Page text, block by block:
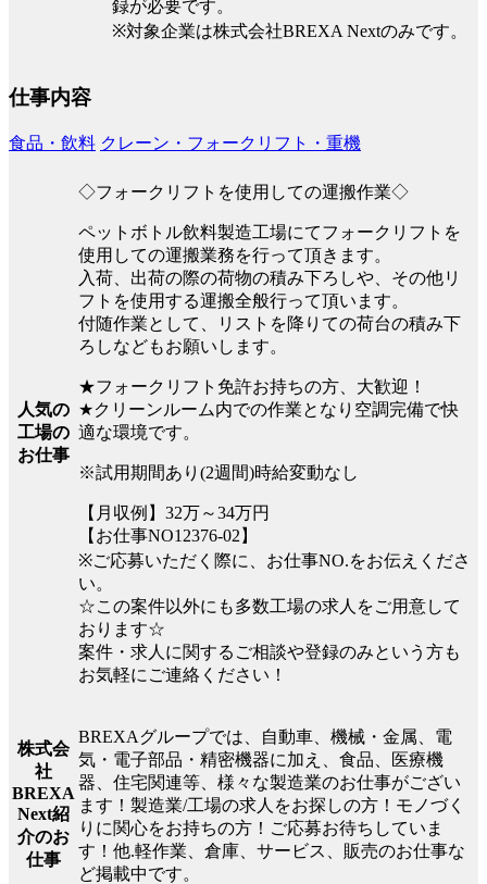
録が必要です。
※対象企業は株式会社BREXA Nextのみです。
仕事内容
食品・飲料 クレーン・フォークリフト・重機
人気の
工場の
お仕事
◇フォークリフトを使用しての運搬作業◇
ペットボトル飲料製造工場にてフォークリフトを
使用しての運搬業務を行って頂きます。
入荷、出荷の際の荷物の積み下ろしや、その他リ
フトを使用する運搬全般行って頂います。
付随作業として、リストを降りての荷台の積み下
ろしなどもお願いします。
★フォークリフト免許お持ちの方、大歓迎！
★クリーンルーム内での作業となり空調完備で快
適な環境です。
※試用期間あり(2週間)時給変動なし
【月収例】32万～34万円
【お仕事NO12376-02】
※ご応募いただく際に、お仕事NO.をお伝えくださ
い。
☆この案件以外にも多数工場の求人をご用意して
おります☆
案件・求人に関するご相談や登録のみという方も
お気軽にご連絡ください！
株式会
社
BREXA
Next紹
介のお
仕事
BREXAグループでは、自動車、機械・金属、電
気・電子部品・精密機器に加え、食品、医療機
器、住宅関連等、様々な製造業のお仕事がござい
ます！製造業/工場の求人をお探しの方！モノづく
りに関心をお持ちの方！ご応募お待ちしていま
す！他.軽作業、倉庫、サービス、販売のお仕事な
ど掲載中です。